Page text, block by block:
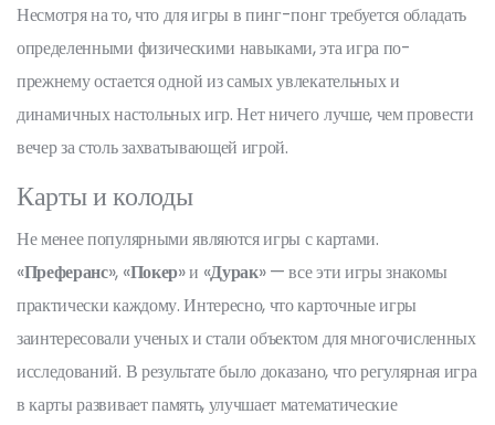
Несмотря на то, что для игры в пинг-понг требуется обладать
определенными физическими навыками, эта игра по-
прежнему остается одной из самых увлекательных и
динамичных настольных игр. Нет ничего лучше, чем провести
вечер за столь захватывающей игрой.
Карты и колоды
Не менее популярными являются игры с картами.
«Преферанс», «Покер» и «Дурак» — все эти игры знакомы
практически каждому. Интересно, что карточные игры
заинтересовали ученых и стали объектом для многочисленных
исследований. В результате было доказано, что регулярная игра
в карты развивает память, улучшает математические